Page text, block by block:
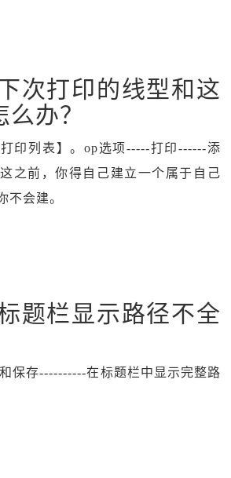
次打印的线型和这
办？
印列表】。op选项-----打印------添
之前，你得自己建立一个属于自己
不会建。
题栏显示路径不全
保存----------在标题栏中显示完整路